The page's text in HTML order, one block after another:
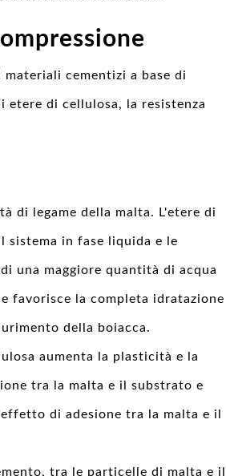
cementizi a base di
etere di cellulosa, la resistenza
di legame della malta. L'etere di
in fase liquida e le
una maggiore quantità di acqua
favorisce la completa idratazione
della boiacca.
aumenta la plasticità e la
tra la malta e il substrato e
di adesione tra la malta e il
tra le particelle di malta e il